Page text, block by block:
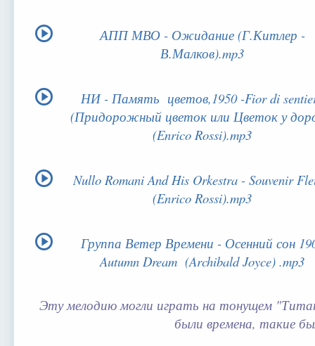
АПП МВО - Ожидание (Г.Китлер -
В.Малков).mp3
НИ - Память цветов,1950 -Fior di
(Придорожный цветок или Цветок у
(Enrico Rossi).mp3
Nullo Romani And His Orkestra - Souvenir
(Enrico Rossi).mp3
Группа Ветер Времени - Осенний сон
Autumn Dream (Archibald Joyce) .mp3
Эту мелодию могли играть на тонущем
были времена, такие